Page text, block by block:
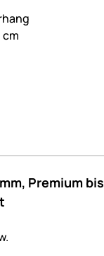
Premium bis